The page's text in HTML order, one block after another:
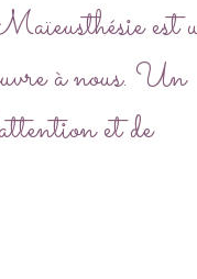
est
à nous. Un
et de